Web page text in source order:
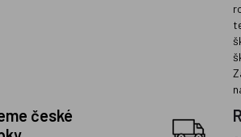
české